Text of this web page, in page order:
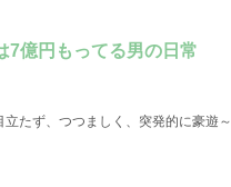
7億円もってる男の日常
立たず、つつましく、突発的に豪遊～